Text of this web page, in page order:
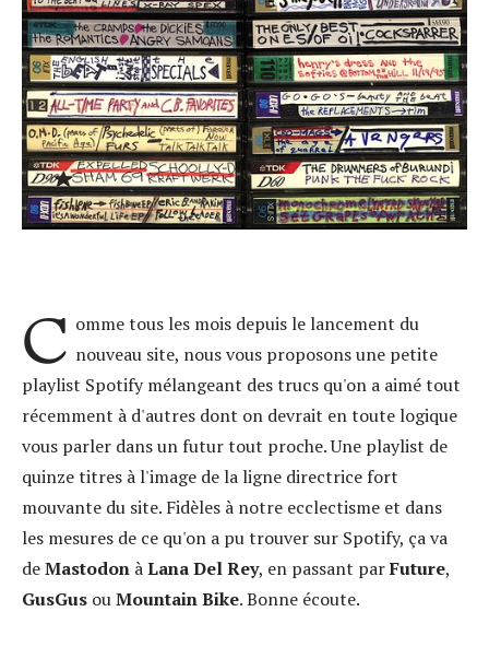
C omme tous les mois depuis le lancement du
nouveau site, nous vous proposons une petite
playlist Spotify mélangeant des trucs qu'on a aimé tout
récemment à d'autres dont on devrait en toute logique
vous parler dans un futur tout proche. Une playlist de
quinze titres à l'image de la ligne directrice fort
mouvante du site. Fidèles à notre ecclectisme et dans
les mesures de ce qu'on a pu trouver sur Spotify, ça va
deMastodon àLana Del Rey, en passant parFuture,
GusGus ouMountain Bike. Bonne écoute.